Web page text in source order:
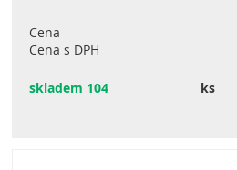
Cena
Cena s DPH
skladem 104 ks